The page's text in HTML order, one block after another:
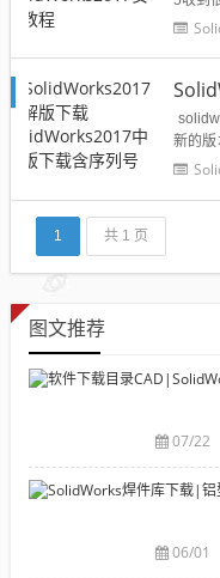
新的
常经典
1 共 1 页
图文推荐
07/22
06/01